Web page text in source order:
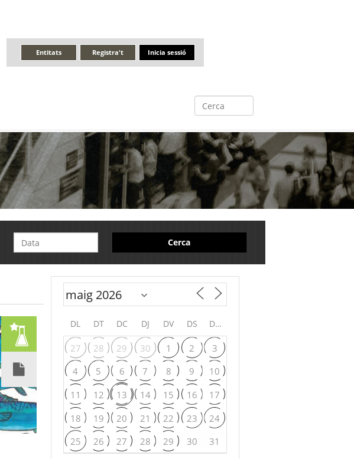
Inicia sessió
Registra't
Entitats
Cerca
DL DT DC DJ DV DS DG
27 28 29 30 1 2
3
4
5 6 7 8 9
10
11
12 13 14 15 16
17
18
19 20 21 22 23
24
25
26 27 28 29 30 31